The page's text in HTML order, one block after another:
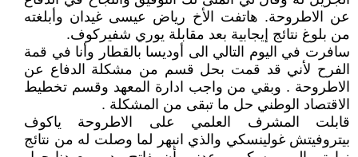
عن الاطروحة. هاتفت الأخ رياض عيسى غيدان وأبلغته
من بلوغ نتائج إيجابية بعد مقابلة يوري شفيركوف.
سافرت في اليوم التالي الى أوديسا بالقطار وأنا في قمة
الفرح لأني قد قمت بحل قسم من مشكلة الدفاع عن
الاطروحة . وبقي من واجب ادارة المعهد وقسم تخطيط
الاقتصاد الوطني حل ما تبقى من المشكلة .
قابلت المشرف العلمي على الاطروحة ياكوف
بيتروفيتش غولينسكي والذي انبهر لما وصلت له من نتائج